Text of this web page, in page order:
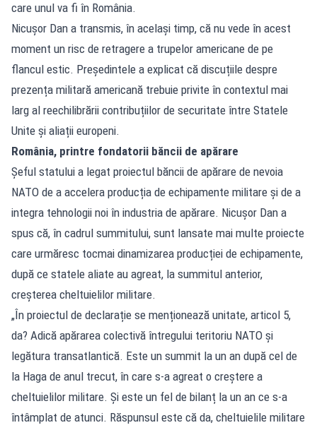
care unul va fi în România.
Nicușor Dan a transmis, în același timp, că nu vede în acest
moment un risc de retragere a trupelor americane de pe
flancul estic. Președintele a explicat că discuțiile despre
prezența militară americană trebuie privite în contextul mai
larg al reechilibrării contribuțiilor de securitate între Statele
Unite și aliații europeni.
România, printre fondatorii băncii de apărare
Șeful statului a legat proiectul băncii de apărare de nevoia
NATO de a accelera producția de echipamente militare și de a
integra tehnologii noi în industria de apărare. Nicușor Dan a
spus că, în cadrul summitului, sunt lansate mai multe proiecte
care urmăresc tocmai dinamizarea producției de echipamente,
după ce statele aliate au agreat, la summitul anterior,
creșterea cheltuielilor militare.
„În proiectul de declarație se menționează unitate, articol 5,
da? Adică apărarea colectivă întregului teritoriu NATO și
legătura transatlantică. Este un summit la un an după cel de
la Haga de anul trecut, în care s-a agreat o creștere a
cheltuielilor militare. Și este un fel de bilanț la un an ce s-a
întâmplat de atunci. Răspunsul este că da, cheltuielile militare